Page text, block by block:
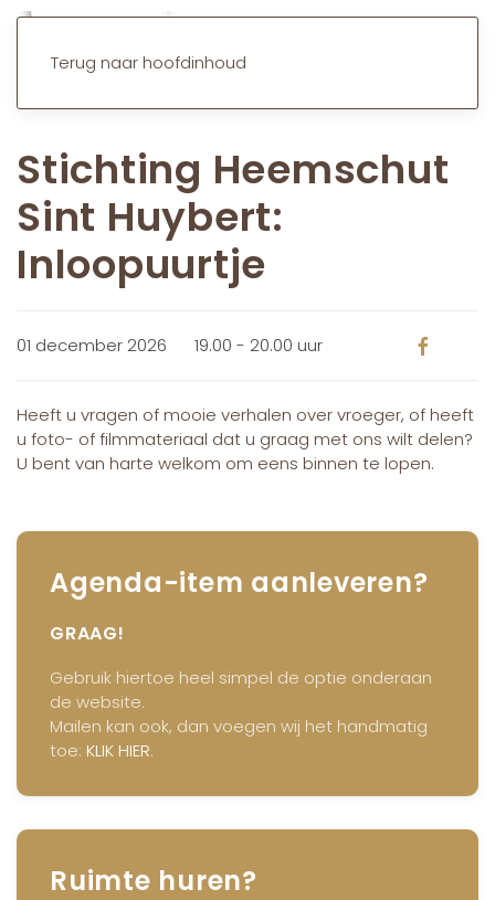
Terug naar hoofdinhoud
Stichting Heemschut
Sint Huybert:
Inloopuurtje
01 december 2026 19.00 - 20.00 uur
Heeft u vragen of mooie verhalen over vroeger, of heeft
u foto- of filmmateriaal dat u graag met ons wilt delen?
U bent van harte welkom om eens binnen te lopen.
Agenda-item aanleveren?
GRAAG!
Gebruik hiertoe heel simpel de optie onderaan
de website.
Mailen kan ook, dan voegen wij het handmatig
toe: KLIK HIER.
Ruimte huren?